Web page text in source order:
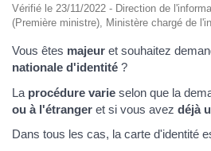
Vérifié le 23/11/2022 - Direction de
(Première ministre), Ministère chargé de
Vous êtes majeur et souhaitez
nationale d'identité ?
La procédure varie selon que la
ou à l'étranger et si vous avez déjà
Dans tous les cas, la carte d'identité